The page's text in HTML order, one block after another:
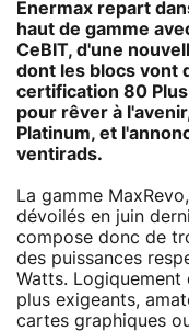
Enermax repart
haut de gamme
CeBIT, d'une
dont les blocs vont
certification 80
pour rêver à
Platinum, et
ventirads.
La gamme
dévoilés en juin
compose donc de
des puissances
Watts. Logiquement
plus exigeants,
cartes graphiques